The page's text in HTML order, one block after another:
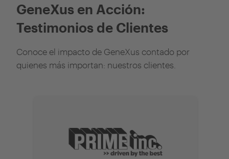
GeneXus en Acción:
Testimonios de Clientes
Conoce el impacto de GeneXus contado por
quienes más importan: nuestros clientes.